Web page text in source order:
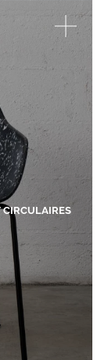
CIRCULAIRES